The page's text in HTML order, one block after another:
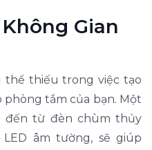
Gian
thể thiếu trong việc tạo
tắm của bạn. Một
đến từ đèn chùm thủy
âm tường, sẽ giúp